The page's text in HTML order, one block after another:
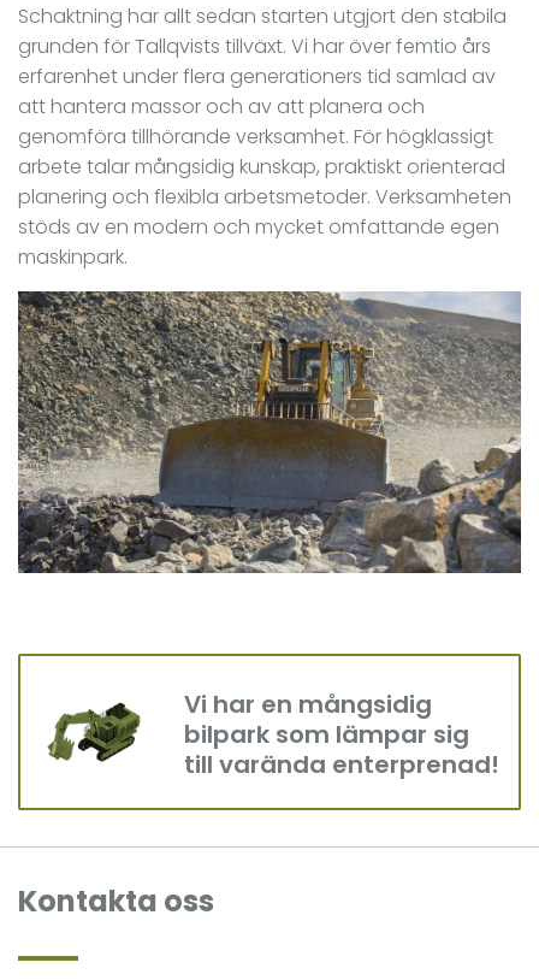
Schaktning har allt sedan starten utgjort den stabila
grunden för Tallqvists tillväxt. Vi har över femtio års
erfarenhet under flera generationers tid samlad av
att hantera massor och av att planera och
genomföra tillhörande verksamhet. För högklassigt
arbete talar mångsidig kunskap, praktiskt orienterad
planering och flexibla arbetsmetoder. Verksamheten
stöds av en modern och mycket omfattande egen
maskinpark.
Vi har en mångsidig
bilpark som lämpar sig
till varända enterprenad!
Kontakta oss